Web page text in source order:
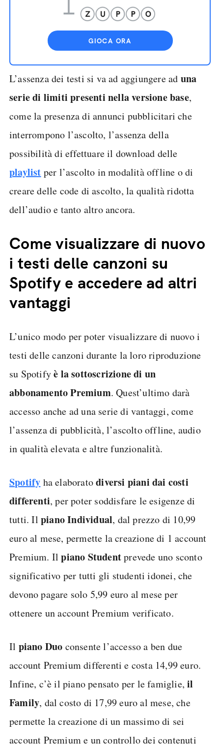
GIOCA ORA
L’assenza dei testi si va ad aggiungere ad una
serie di limiti presenti nella versionebase,
come la presenza di annunci pubblicitari che
interrompono l’ascolto, l’assenza della
possibilità di effettuare il download delle
playlist per l’ascolto in modalità offline o di
creare delle code di ascolto, la qualità ridotta
dell’audio e tanto altro ancora.
Come visualizzare di nuovo
i testi delle canzoni su
Spotify e accedere ad altri
vantaggi
L’unico modo per poter visualizzare di nuovo i
testi delle canzoni durante la loro riproduzione
su Spotifyè la sottoscrizione di un
abbonamento Premium. Quest’ultimo darà
accesso anche ad una serie di vantaggi, come
l’assenza di pubblicità, l’ascolto offline, audio
in qualità elevata e altre funzionalità.
Spotify ha elaboratodiversi piani dai costi
differenti, per poter soddisfare le esigenze di
tutti. Il piano Individual, dal prezzo di 10,99
euro al mese, permette la creazione di 1 account
Premium. Ilpiano Studentprevede uno sconto
significativo per tutti gli studenti idonei, che
devono pagare solo 5,99 euro al mese per
ottenere un account Premium verificato.
Il piano Duo consente l’accesso a ben due
account Premium differenti e costa 14,99 euro.
Infine, c’è il piano pensato per le famiglie,il
Family, dal costo di 17,99 euro al mese, che
permette la creazione di un massimo di sei
account Premium e un controllo dei contenuti